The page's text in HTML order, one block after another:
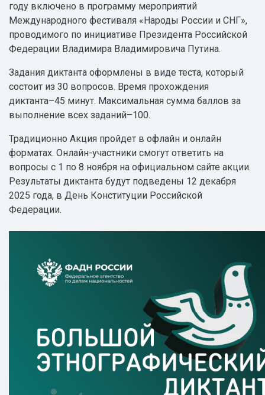
году включено в программу мероприятий
Международного фестиваля «Народы России и СНГ»,
проводимого по инициативе Президента Российской
Федерации Владимира Владимировича Путина.
Задания диктанта оформлены в виде теста, который
состоит из 30 вопросов. Время прохождения
диктанта–45 минут. Максимальная сумма баллов за
выполнение всех заданий–100.
Традиционно Акция пройдет в офлайн и онлайн
форматах. Онлайн-участники смогут ответить на
вопросы с 1 по 8 ноября на официальном сайте акции.
Результаты диктанта будут подведены 12 декабря
2025 года, в День Конституции Российской
Федерации.